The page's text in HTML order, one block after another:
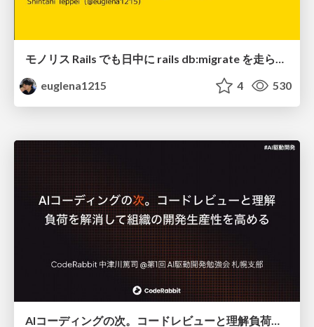
モノリス Rails でも日中に rails db:migrate を走らせたい！ / Daytime rails db:migrate on Monolithic Rails!
euglena1215
4 530